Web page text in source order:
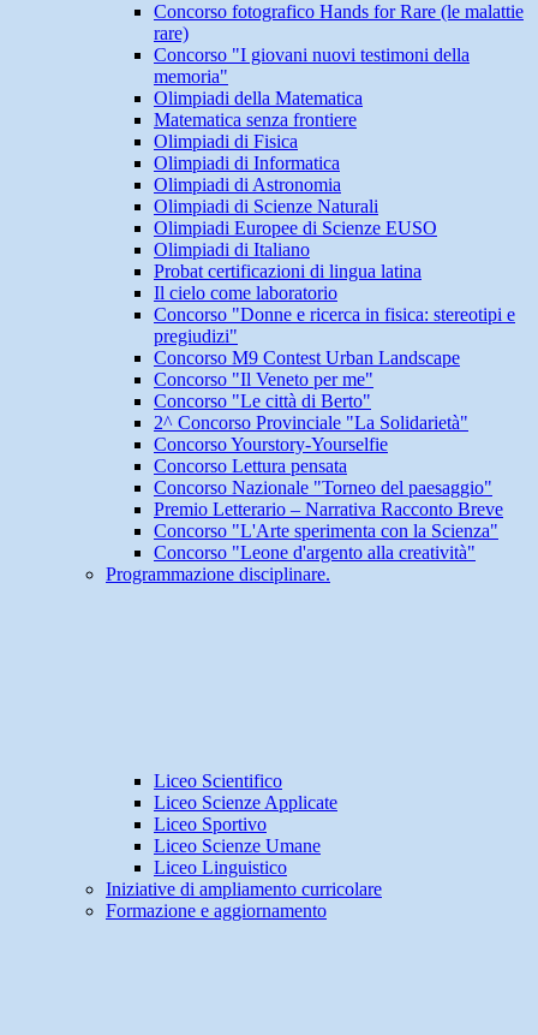
Concorso fotografico Hands for Rare (le malattie
rare)
Concorso "I giovani nuovi testimoni della
memoria"
Olimpiadi della Matematica
Matematica senza frontiere
Olimpiadi di Fisica
Olimpiadi di Informatica
Olimpiadi di Astronomia
Olimpiadi di Scienze Naturali
Olimpiadi Europee di Scienze EUSO
Olimpiadi di Italiano
Probat certificazioni di lingua latina
Il cielo come laboratorio
Concorso "Donne e ricerca in fisica: stereotipi e
pregiudizi"
Concorso M9 Contest Urban Landscape
Concorso "Il Veneto per me"
Concorso "Le città di Berto"
2^ Concorso Provinciale "La Solidarietà"
Concorso Yourstory-Yourselfie
Concorso Lettura pensata
Concorso Nazionale "Torneo del paesaggio"
Premio Letterario – Narrativa Racconto Breve
Concorso "L'Arte sperimenta con la Scienza"
Concorso "Leone d'argento alla creatività"
Programmazione disciplinare.
Liceo Scientifico
Liceo Scienze Applicate
Liceo Sportivo
Liceo Scienze Umane
Liceo Linguistico
Iniziative di ampliamento curricolare
Formazione e aggiornamento